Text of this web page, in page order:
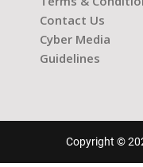
Contact Us
Cyber Media
Guidelines
Copyright ©